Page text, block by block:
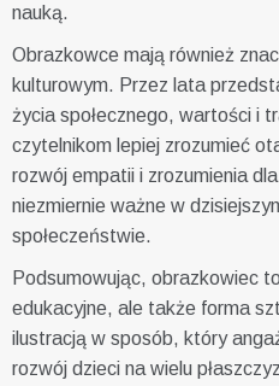
nauką.
Obrazkowce mają również
kulturowym. Przez lata
życia społecznego, wartości i
czytelnikom lepiej zrozumieć
rozwój empatii i zrozumienia
niezmiernie ważne w
społeczeństwie.
Podsumowując, obrazkowiec
edukacyjne, ale także forma
ilustracją w sposób, który
rozwój dzieci na wielu